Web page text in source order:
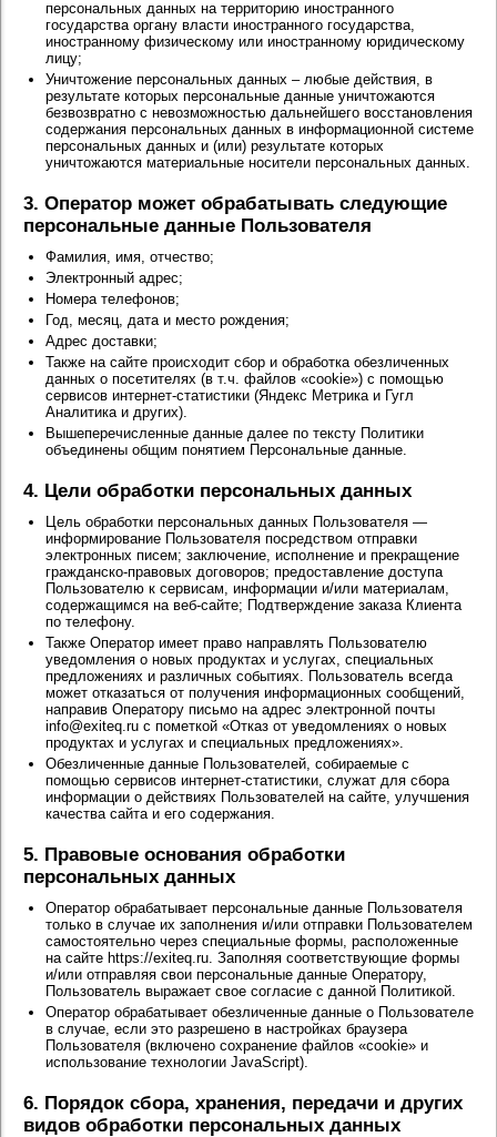
персональных данных на территорию иностранного
государства органу власти иностранного государства,
иностранному физическому или иностранному юридическому
лицу;
Уничтожение персональных данных – любые действия, в
результате которых персональные данные уничтожаются
безвозвратно с невозможностью дальнейшего восстановления
содержания персональных данных в информационной системе
персональных данных и (или) результате которых
уничтожаются материальные носители персональных данных.
3. Оператор может обрабатывать следующие
персональные данные Пользователя
Фамилия, имя, отчество;
Электронный адрес;
Номера телефонов;
Год, месяц, дата и место рождения;
Адрес доставки;
Также на сайте происходит сбор и обработка обезличенных
данных о посетителях (в т.ч. файлов «cookie») с помощью
сервисов интернет-статистики (Яндекс Метрика и Гугл
Аналитика и других).
Вышеперечисленные данные далее по тексту Политики
объединены общим понятием Персональные данные.
4. Цели обработки персональных данных
Цель обработки персональных данных Пользователя —
информирование Пользователя посредством отправки
электронных писем; заключение, исполнение и прекращение
гражданско-правовых договоров; предоставление доступа
Пользователю к сервисам, информации и/или материалам,
содержащимся на веб-сайте; Подтверждение заказа Клиента
по телефону.
Также Оператор имеет право направлять Пользователю
уведомления о новых продуктах и услугах, специальных
предложениях и различных событиях. Пользователь всегда
может отказаться от получения информационных сообщений,
направив Оператору письмо на адрес электронной почты
info@exiteq.ru с пометкой «Отказ от уведомлениях о новых
продуктах и услугах и специальных предложениях».
Обезличенные данные Пользователей, собираемые с
помощью сервисов интернет-статистики, служат для сбора
информации о действиях Пользователей на сайте, улучшения
качества сайта и его содержания.
5. Правовые основания обработки
персональных данных
Оператор обрабатывает персональные данные Пользователя
только в случае их заполнения и/или отправки Пользователем
самостоятельно через специальные формы, расположенные
на сайте https://exiteq.ru. Заполняя соответствующие формы
и/или отправляя свои персональные данные Оператору,
Пользователь выражает свое согласие с данной Политикой.
Оператор обрабатывает обезличенные данные о Пользователе
в случае, если это разрешено в настройках браузера
Пользователя (включено сохранение файлов «cookie» и
использование технологии JavaScript).
6. Порядок сбора, хранения, передачи и других
видов обработки персональных данных